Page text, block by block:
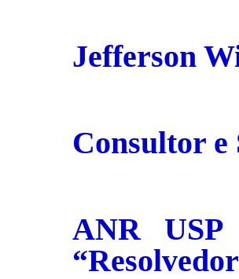
Jefferson
Consultor e
ANR